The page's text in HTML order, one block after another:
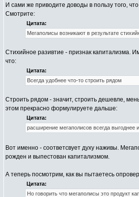
И сами же приводите доводы в пользу того,
Смотрите:
Цитата:
Мегаполисы возникают в результате
Стихийное разивтие - признак капитализма.
что:
Цитата:
Всегда удобнее что-то строить рядом
Строить рядом - значит, строить дешевле,
этом прекрасно формулируете дальше:
Цитата:
расширение мегаполисов всегда выгоднее
Вот именно - соответсвует духу наживы.
рожден и выпестован капитализмом.
А теперь посмотрим, как вы пытаетесь
Цитата:
Но говорить что мегаполисы это продукт